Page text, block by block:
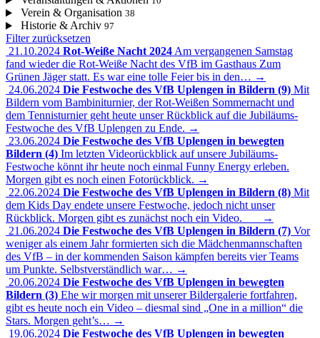
Verein & Organisation 38
Historie & Archiv 97
Filter zurücksetzen
21.10.2024 Rot-Weiße Nacht 2024Am vergangenen Samstag
fand wieder die Rot-Weiße Nacht des VfB im Gasthaus Zum
Grünen Jäger statt. Es war eine tolle Feier bis in den… →
24.06.2024 Die Festwoche des VfB Uplengen in Bildern (9) Mit
Bildern vom Bambiniturnier, der Rot-Weißen Sommernacht und
dem Tennisturnier geht heute unser Rückblick auf die Jubiläums-
Festwoche des VfB Uplengen zu Ende. →
23.06.2024 Die Festwoche des VfB Uplengen in bewegten
Bildern (4) Im letzten Videorückblick auf unsere Jubiläums-
Festwoche könnt ihr heute noch einmal Funny Energy erleben.
Morgen gibt es noch einen Fotorückblick. →
22.06.2024 Die Festwoche des VfB Uplengen in Bildern (8) Mit
dem Kids Day endete unsere Festwoche, jedoch nicht unser
Rückblick. Morgen gibt es zunächst noch ein Video.
→
21.06.2024 Die Festwoche des VfB Uplengen in Bildern (7) Vor
weniger als einem Jahr formierten sich die Mädchenmannschaften
des VfB – in der kommenden Saison kämpfen bereits vier Teams
um Punkte. Selbstverständlich war… →
20.06.2024 Die Festwoche des VfB Uplengen in bewegten
Bildern (3) Ehe wir morgen mit unserer Bildergalerie fortfahren,
gibt es heute noch ein Video – diesmal sind „One in a million“ die
Stars. Morgen geht’s… →
19.06.2024 Die Festwoche des VfB Uplengen in bewegten